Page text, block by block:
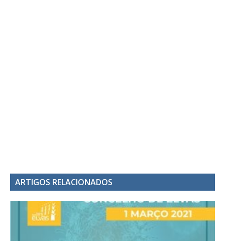
ARTIGOS RELACIONADOS